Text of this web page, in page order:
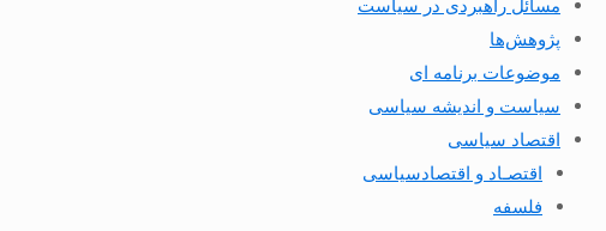
مسائل راهبردی در سیاست
پژوهش‌ها
موضوعات برنامه ای
سیاست و اندیشه سیاسی
اقتصاد سیاسی
اقتصـاد و اقتصاد‌سیاسی
فلسفه